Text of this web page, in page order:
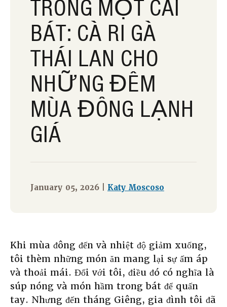
TRONG MỘT CÁI
BÁT: CÀ RI GÀ
THÁI LAN CHO
NHỮNG ĐÊM
MÙA ĐÔNG LẠNH
GIÁ
January 05, 2026 | Katy Moscoso
Khi mùa đông đến và nhiệt độ giảm xuống,
tôi thèm những món ăn mang lại sự ấm áp
và thoải mái. Đối với tôi, điều đó có nghĩa là
súp nóng và món hầm trong bát để quấn
tay. Nhưng đến tháng Giêng, gia đình tôi đã